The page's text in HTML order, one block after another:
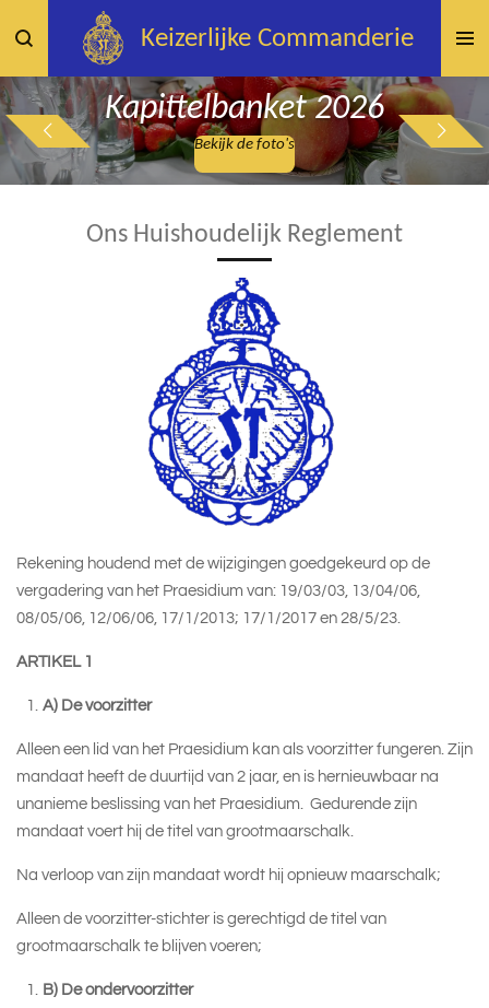
direct
naar
de
hoofdinhoud
Keizerlijke Commanderie
Kapittelbanket 2026
Bekijk de foto's
Ons Huishoudelijk Reglement
Rekening houdend met de wijzigingen goedgekeurd op de
vergadering van het Praesidium van: 19/03/03, 13/04/06,
08/05/06, 12/06/06, 17/1/2013; 17/1/2017 en 28/5/23.
ARTIKEL 1
A) De voorzitter
Alleen een lid van het Praesidium kan als voorzitter fungeren. Zijn
mandaat heeft de duurtijd van 2 jaar, en is hernieuwbaar na
unanieme beslissing van het Praesidium. Gedurende zijn
mandaat voert hij de titel van grootmaarschalk.
Na verloop van zijn mandaat wordt hij opnieuw maarschalk;
Alleen de voorzitter-stichter is gerechtigd de titel van
grootmaarschalk te blijven voeren;
B) De ondervoorzitter